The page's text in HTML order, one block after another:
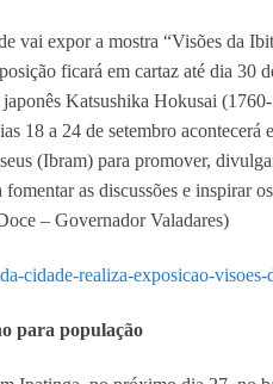
vai expor a mostra “Visões da
ficará em cartaz até dia 30
Katsushika Hokusai
18 a 24 de setembro
(Ibram) para promover,
as discussões e inspirar
– Governador Valadares)
cidade-realiza-exposicao-
para população